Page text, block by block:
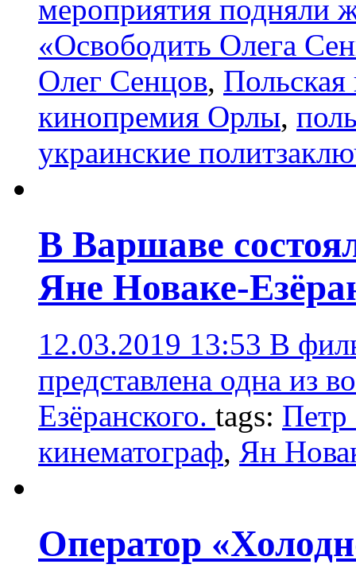
мероприятия подняли
«Освободить Олега
Олег Сенцов,
кинопремия Орлы,
украинские
В Варшаве
Яне Новаке-
12.03.2019 13:53 В
представлена одна из
Езёранского. tags: Петр
кинематограф, Ян
Оператор